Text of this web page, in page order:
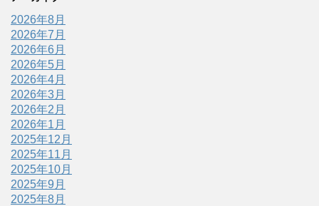
2026年8月
2026年7月
2026年6月
2026年5月
2026年4月
2026年3月
2026年2月
2026年1月
2025年12月
2025年11月
2025年10月
2025年9月
2025年8月